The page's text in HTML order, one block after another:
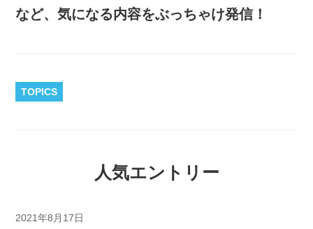
など、気になる内容をぶっちゃけ発信！
TOPICS
人気エントリー
2021年8月17日